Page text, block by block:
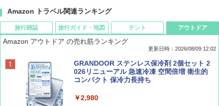
Amazon トラベル関連ランキング
旅行雑誌
BE-PAL(ビ-パル) 2026年 9 月号【特別付録:
SOTO ミニマル"旅"財布 ランダム2種】
旅行ガイド・地図
地球の歩き方 スター・ウォーズ
￥2,695
テント
[キャンパーズコレクション 山善] ポップアッ
プテント 傘みたいに広げて畳める パッとサ
ッとサンシェード キューブ フルクローズ メ
&ハイキング カーキ PATC-150(KH)
アウトドア
Amazon アウトドア の売れ筋ランキング
更新日時：2026/08/09 12:02
GRANDOOR ステンレス保冷剤 2個セット 2
026リニューアル 急速冷凍 空間倍増 衛生的
コンパクト 保冷力長持ち
￥2,980